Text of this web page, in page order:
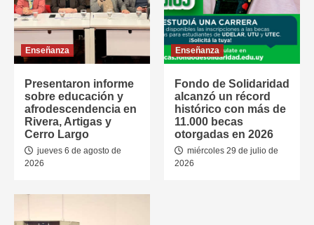
Enseñanza
Presentaron informe
sobre educación y
afrodescendencia en
Rivera, Artigas y
Cerro Largo
jueves 6 de agosto de
2026
Enseñanza
Fondo de Solidaridad
alcanzó un récord
histórico con más de
11.000 becas
otorgadas en 2026
miércoles 29 de julio de
2026